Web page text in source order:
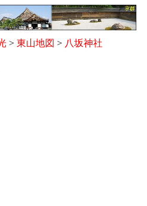
> 東山地図 > 八坂神社